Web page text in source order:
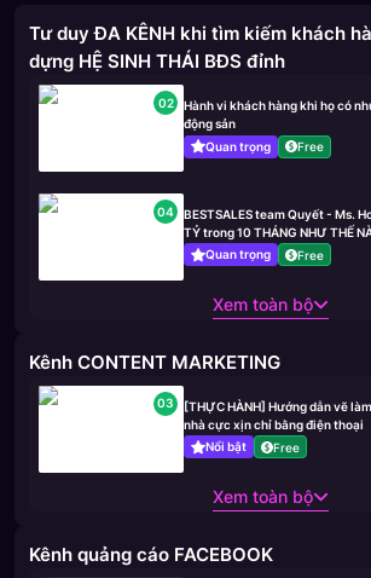
Tư duy ĐA KÊNH khi tìm kiếm khách
dựng HỆ SINH THÁI BĐS đỉnh
02
Hành vi khách hàng khi họ có
động sản
Quan trọng
Free
04
BESTSALES team Quyết - Ms.
TỶ trong 10 THÁNG NHƯ THẾ
Quan trọng
Free
Xem toàn bộ
Kênh CONTENT MARKETING
03
[THỰC HÀNH] Hướng dẫn vẽ
nhà cực xịn chỉ bằng điện thoại
Nổi bật
Free
Xem toàn bộ
Kênh quảng cáo FACEBOOK